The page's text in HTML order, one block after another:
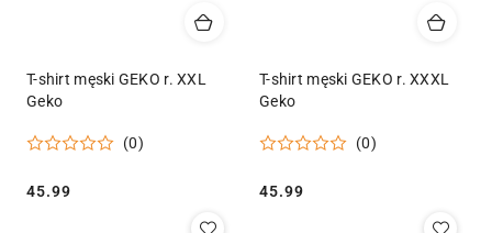
T-shirt męski GEKO r. XXL
Geko
(0)
Cena:
45.99
T-shirt męski GEKO r. XXXL
Geko
(0)
Cena:
45.99